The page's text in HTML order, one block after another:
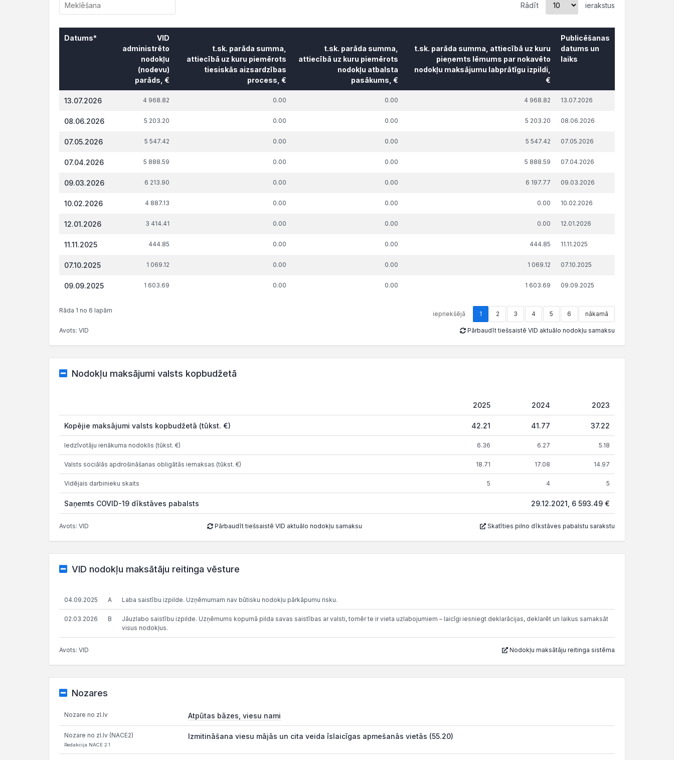
Rādīt ierakstus
Datums*
VID
administrēto
nodokļu
(nodevu)
parāds, €
t.sk. parāda summa,
attiecībā uz kuru piemērots
tiesiskās aizsardzības
process, €
t.sk. parāda summa,
attiecībā uz kuru piemērots
nodokļu atbalsta
pasākums, €
t.sk. parāda summa, attiecībā uz kuru
pieņemts lēmums par nokavēto
nodokļu maksājumu labprātīgu izpildi,
€
Publicēšanas
datums un
laiks
nodokļu
parāds, €
tiesiskās aizsardzības
nodokļu atbalsta
nodokļu maksājumu labprātīgu izpildi,
laiks
13.07.2026 4 968.82 0.00 0.00 4 968.82 13.07.2026
08.06.2026 5 203.20 0.00 0.00 5 203.20 08.06.2026
07.05.2026 5 547.42 0.00 0.00 5 547.42 07.05.2026
07.04.2026 5 888.59 0.00 0.00 5 888.59 07.04.2026
09.03.2026 6 213.90 0.00 0.00 6 197.77 09.03.2026
10.02.2026 4 887.13 0.00 0.00 0.00 10.02.2026
12.01.2026 3 414.41 0.00 0.00 0.00 12.01.2026
11.11.2025 444.85 0.00 0.00 444.85 11.11.2025
07.10.2025 1 069.12 0.00 0.00 1 069.12 07.10.2025
09.09.2025 1 603.69 0.00 0.00 1 603.69 09.09.2025
Rāda 1 no 6 lapām iepriekšējā 1 2 3 4 5 6 nākamā
Avots: VID Pārbaudīt tiešsaistē VID aktuālo nodokļu samaksu
Nodokļu maksājumi valsts kopbudžetā
2025 2024 2023
Kopējie maksājumi valsts kopbudžetā (tūkst. €) 42.21 41.77 37.22
Iedzīvotāju ienākuma nodoklis (tūkst. €) 6.36 6.27 5.18
Valsts sociālās apdrošināšanas obligātās iemaksas (tūkst. €) 18.71 17.08 14.97
Vidējais darbinieku skaits 5 4 5
Saņemts COVID-19 dīkstāves pabalsts 29.12.2021, 6 593.49 €
Avots: VID Pārbaudīt tiešsaistē VID aktuālo nodokļu samaksu Skatīties pilno dīkstāves pabalstu sarakstu
VID nodokļu maksātāju reitinga vēsture
04.09.2025 A Laba saistību izpilde. Uzņēmumam nav būtisku nodokļu pārkāpumu risku.
02.03.2026 B
Jāuzlabo saistību izpilde. Uzņēmums kopumā pilda savas saistības ar valsti, tomēr te ir vieta uzlabojumiem – laicīgi iesniegt deklarācijas, deklarēt un laikus samaksāt
visus nodokļus.
Avots: VID Nodokļu maksātāju reitinga sistēma
Nozares
Nozare no zl.lv Atpūtas bāzes, viesu nami
Nozare no zl.lv (NACE2)
Redakcija NACE 2.1
Izmitināšana viesu mājās un cita veida īslaicīgas apmešanās vietās (55.20)